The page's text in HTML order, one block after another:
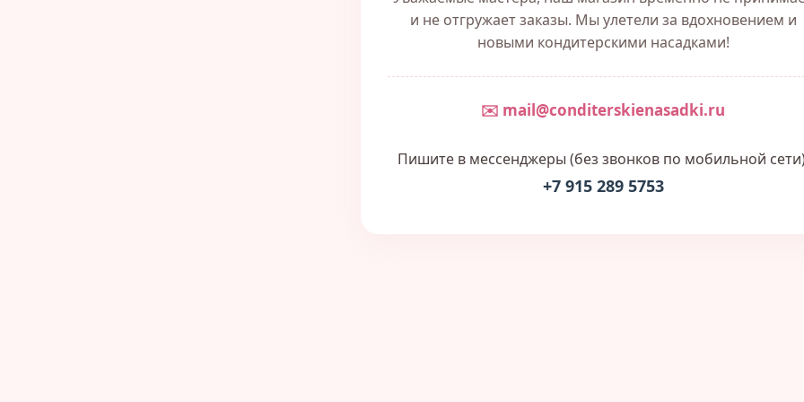
и не отгружает заказы. Мы улетели за вдохновением и
новыми кондитерскими насадками!
✉️ mail@conditerskienasadki.ru
Пишите в мессенджеры (без звонков по мобильной
+7 915 289 5753